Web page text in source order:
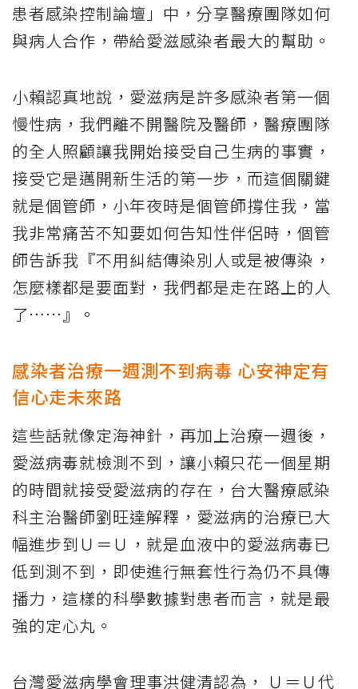
患者感染控制論壇」中，分享醫療團隊如何
與病人合作，帶給愛滋感染者最大的幫助。
小賴認真地說，愛滋病是許多感染者第一個
慢性病，我們離不開醫院及醫師，醫療團隊
的全人照顧讓我開始接受自己生病的事實，
接受它是邁開新生活的第一步，而這個關鍵
就是個管師，小年夜時是個管師撐住我，當
我非常痛苦不知要如何告知性伴侶時，個管
師告訴我『不用糾結傳染別人或是被傳染，
怎麼樣都是要面對，我們都是走在路上的人
了⋯⋯』。
感染者治療一週測不到病毒 心安神定有
信心走未來路
這些話就像定海神針，再加上治療一週後，
愛滋病毒就檢測不到，讓小賴只花一個星期
的時間就接受愛滋病的存在，台大醫療感染
科主治醫師劉旺達解釋，愛滋病的治療已大
幅進步到Ｕ＝Ｕ，就是血液中的愛滋病毒已
低到測不到，即使進行無套性行為仍不具傳
播力，這樣的科學數據對患者而言，就是最
強的定心丸。
台灣愛滋病學會理事洪健清認為， Ｕ＝Ｕ代